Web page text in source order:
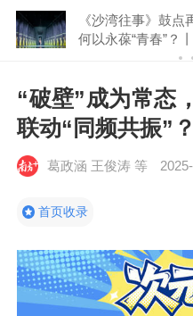
《沙湾往事》鼓
何以永葆“青春”？
“破壁”成为常态
联动“同频共振”？
葛政涵 王俊涛 等
首页收录